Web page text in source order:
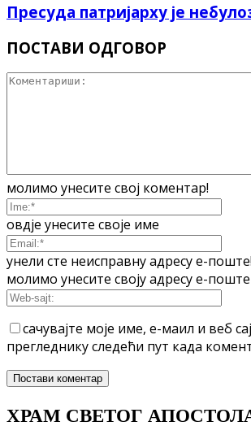
Пресуда патријарху је
ПОСТАВИ ОДГОВОР
молимо унесите свој коментар!
овдје унесите своје име
унели сте неисправну адресу е-поште!
молимо унесите своју адресу е-поште
сачувајте моје име, е-маил и веб
прегледнику следећи пут када
ХРАМ СВЕТОГ